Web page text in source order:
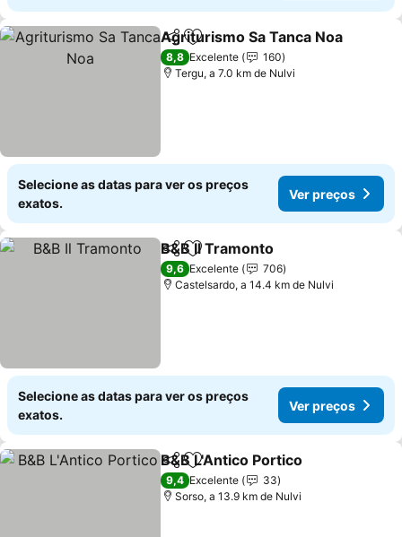
PartilharAdicionar aos favoritos
Agriturismo Sa Tanca Noa
8,8 Excelente
160
Tergu, a 7.0 km de Nulvi
Selecione as datas para ver os preços
exatos.
Ver preços
PartilharAdicionar aos favoritos
B&B Il Tramonto
9,6 Excelente
706
Castelsardo, a 14.4 km de Nulvi
Selecione as datas para ver os preços
exatos.
Ver preços
PartilharAdicionar aos favoritos
B&B L'Antico Portico
9,4 Excelente
33
Sorso, a 13.9 km de Nulvi